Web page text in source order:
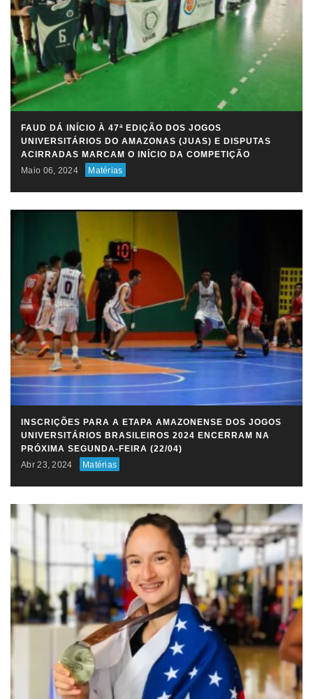
FAUD DÁ INÍCIO À 47ª EDIÇÃO DOS JOGOS
UNIVERSITÁRIOS DO AMAZONAS (JUAS) E DISPUTAS
ACIRRADAS MARCAM O INÍCIO DA COMPETIÇÃO
Maio 06, 2024
Matérias
INSCRIÇÕES PARA A ETAPA AMAZONENSE DOS JOGOS
UNIVERSITÁRIOS BRASILEIROS 2024 ENCERRAM NA
PRÓXIMA SEGUNDA-FEIRA (22/04)
Abr 23, 2024
Matérias